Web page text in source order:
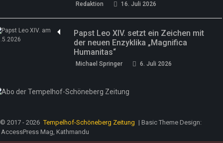
Redaktion 16. Juli 2026
Papst Leo XIV. setzt ein Zeichen mit
der neuen Enzyklika „Magnifica
Humanitas“
Michael Springer 6. Juli 2026
© 2017 - 2026 Tempelhof-Schöneberg Zeitung | Basic Theme Design:
AccessPress Mag, Kathmandu